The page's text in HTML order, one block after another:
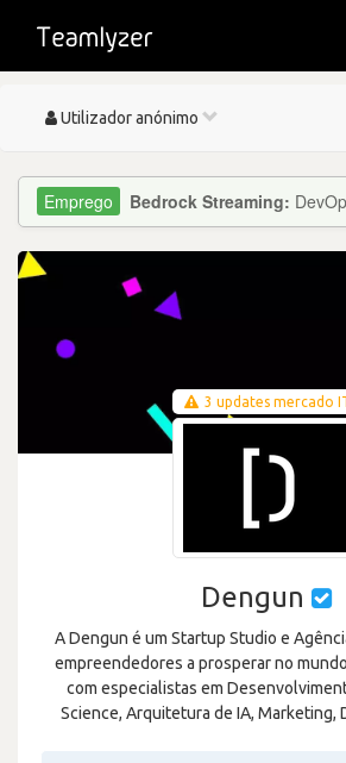
Toggle
Utilizador anónimo
Bedrock Streaming:
3 updates mercado
Dengun
A Dengun é um Startup Studio e
empreendedores a prosperar no
com especialistas em
Science, Arquitetura de IA, Marketing,